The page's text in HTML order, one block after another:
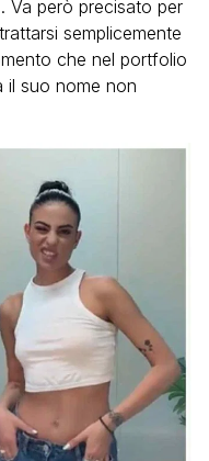
Va però precisato per
semplicemente
che nel portfolio
il suo nome non